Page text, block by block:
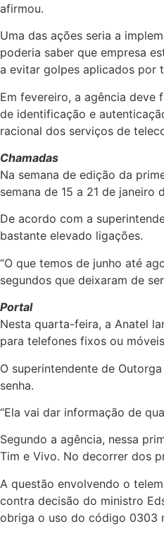
afirmou.
Uma das ações seria a
poderia saber que empresa
a evitar golpes aplicados por
Em fevereiro, a agência deve
de identificação e
racional dos serviços de
Chamadas
Na semana de edição da
semana de 15 a 21 de
De acordo com a
bastante elevado ligações.
“O que temos de junho até
segundos que deixaram de
Portal
Nesta quarta-feira, a Anatel
para telefones fixos ou
O superintendente de
senha.
“Ela vai dar informação de
Segundo a agência, nessa
Tim e Vivo. No decorrer dos
A questão envolvendo o
contra decisão do ministro
obriga o uso do código 0303